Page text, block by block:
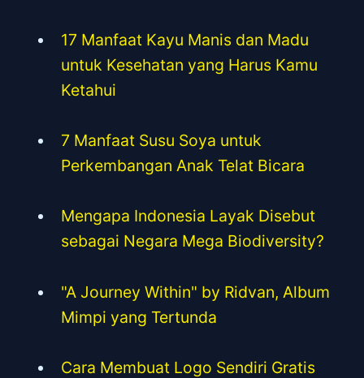
17 Manfaat Kayu Manis dan Madu
untuk Kesehatan yang Harus Kamu
Ketahui
7 Manfaat Susu Soya untuk
Perkembangan Anak Telat Bicara
Mengapa Indonesia Layak Disebut
sebagai Negara Mega Biodiversity?
"A Journey Within" by Ridvan, Album
Mimpi yang Tertunda
Cara Membuat Logo Sendiri Gratis